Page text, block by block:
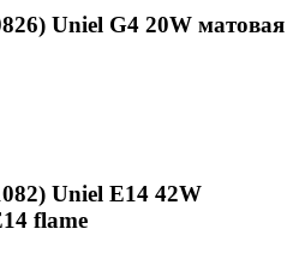
Uniel G4 20W матовая
Uniel E14 42W
flame